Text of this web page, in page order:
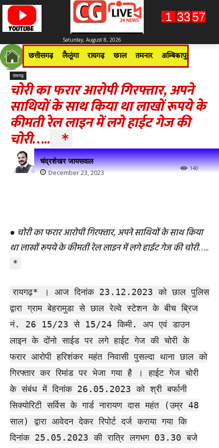
Saturday, August 8, 2026
छत्तीसगढ़ लैलूंगा रायगढ़ छाल तमनार अम्बिकापुर
रायगढ़
चोरी का फरार आरोपी गिरफ्तार, अपने
साथियों के साथ किया था लाखों रूपये के
कीमती रेल लाइन में लगे हाईट गेज की
चोरी….. *
चंद्रशेखर जायसवाल
December 23, 2023 140
● चोरी का फरार आरोपी गिरफ्तार, अपने साथियों के साथ किया
था लाखों रूपये के कीमती रेल लाइन में लगे हाईट गेज की चोरी…..
*
रायगढ़* । आज दिनांक 23.12.2023 को छाल पुलिस
द्वारा ग्राम बेहरामुडा से छाल रेल्वे स्टेशन के बीच ब्रिज
नं. 26 15/23 से 15/24 किमी. अप एवं डाउन
लाइन के दोंनो साईड पर लगे हाईट गेज की चोरी के
फरार आरोपी हरिशंकर महंत निवासी पुसल्दा थाना छाल को
गिरफ्तार कर रिमांड पर भेजा गया है । हाईट गेज चोरी
के संबंध में दिनांक 26.05.2023 को श्री बर्फानी
सिक्योरिटी सर्विस के गार्ड नारायण दास महंत (उम्र 48
साल) द्वारा आवेदन देकर रिपोर्ट दर्ज कराया गया कि
दिनांक 25.05.2023 की रात्रि लगभग 03.30 बजे